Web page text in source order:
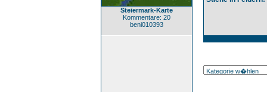
Steiermark-Karte
Kommentare: 20
beni010393